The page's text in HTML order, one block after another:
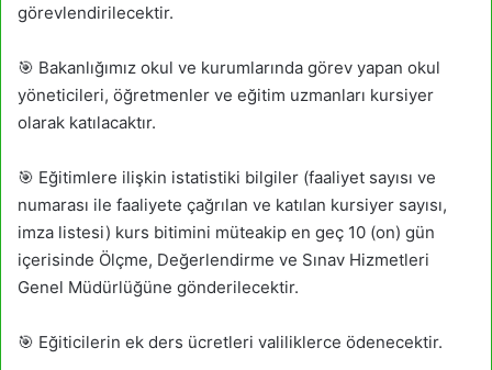
görevlendirilecektir.
🎯 Bakanlığımız okul ve kurumlarında görev yapan okul
yöneticileri, öğretmenler ve eğitim uzmanları kursiyer
olarak katılacaktır.
🎯 Eğitimlere ilişkin istatistiki bilgiler (faaliyet sayısı ve
numarası ile faaliyete çağrılan ve katılan kursiyer sayısı,
imza listesi) kurs bitimini müteakip en geç 10 (on) gün
içerisinde Ölçme, Değerlendirme ve Sınav Hizmetleri
Genel Müdürlüğüne gönderilecektir.
🎯 Eğiticilerin ek ders ücretleri valiliklerce ödenecektir.